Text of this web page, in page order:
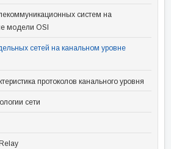
систем на
модели OSI
сетей на канальном уровне
протоколов канального уровня
сети